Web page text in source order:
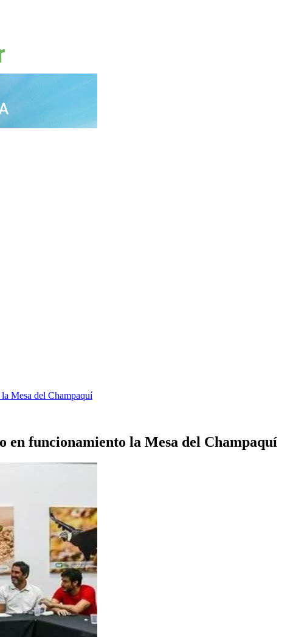
Mesa del Champaquí
funcionamiento la Mesa del Champaquí